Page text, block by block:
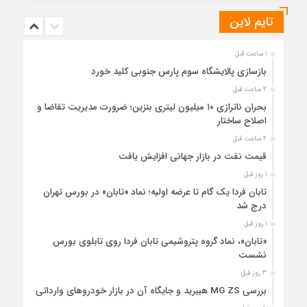
تایم لاین
1 ساعت قبل
بازسازی پالایشگاه سوم پارس جنوبی کلید خورد
2 ساعت قبل
بحران ناترازی ۱۰ میلیون لیتری بنزین؛ ضرورت مدیریت تقاضا و
اصلاح ساختار
2 ساعت قبل
قیمت نفت در بازار جهانی افزایش یافت
1 روز قبل
تابان فردا یک گام تا عرضه اولیه؛ نماد «تابان» در بورس تهران
درج شد
1 روز قبل
«تابان»، نماد گروه پتروشیمی تابان فردا روی تابلوی بورس
نشست
3 روز قبل
بررسی MG ZS هیبرید و جایگاه آن در بازار خودروهای وارداتی